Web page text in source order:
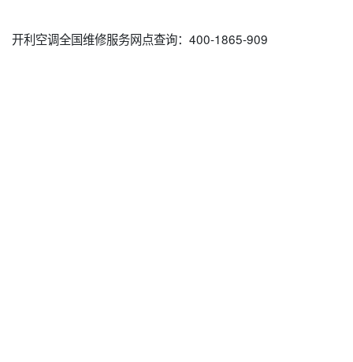
开利空调全国维修服务网点查询：400-1865-909